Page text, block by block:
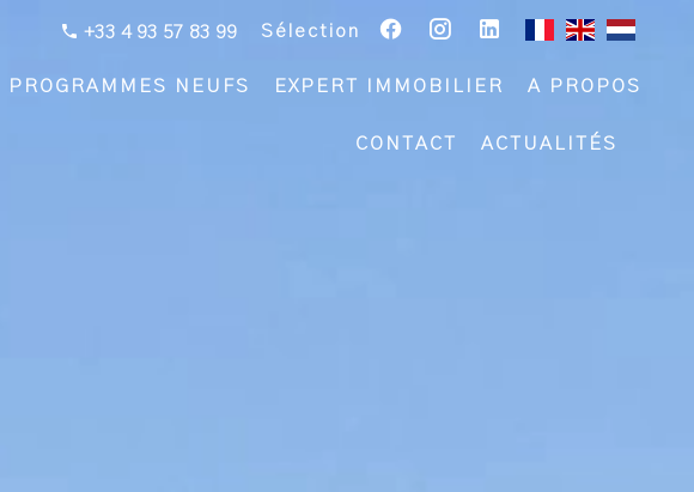
+33 4 93 57 83 99 Sélection
PROGRAMMES NEUFS EXPERT IMMOBILIER A PROPOS
CONTACT ACTUALITÉS